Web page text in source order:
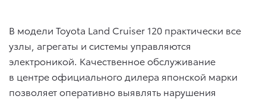
В модели Toyota Land Cruiser 120 практически все
узлы, агрегаты и системы управляются
электроникой. Качественное обслуживание
в центре официального дилера японской марки
позволяет оперативно выявлять нарушения